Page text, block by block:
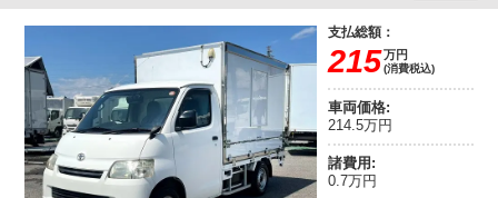
支払総額：
215万円
(消費税込)
車両価格:
214.5万円
諸費用:
0.7万円